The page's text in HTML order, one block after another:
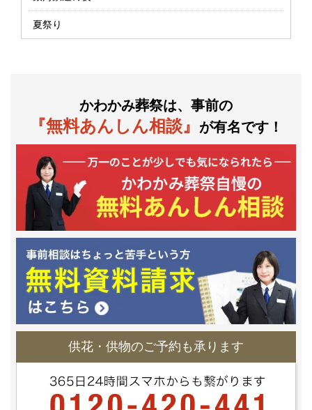
夏祭り
かわかみ葬祭は、事前の
『無料あんしん相談』 が有名です！
供花・供物のご予約も承ります